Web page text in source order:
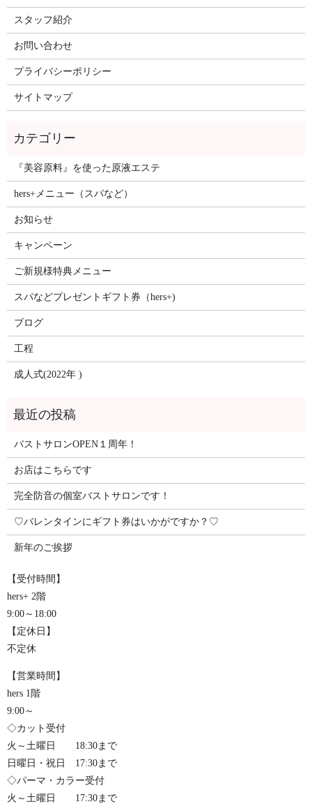
スタッフ紹介
お問い合わせ
プライバシーポリシー
サイトマップ
『美容原料』を使った原液エステ
hers+メニュー（スパなど）
お知らせ
キャンペーン
ご新規様特典メニュー
スパなどプレゼントギフト券（hers+)
ブログ
工程
成人式(2022年 )
バストサロンOPEN１周年！
お店はこちらです
完全防音の個室バストサロンです！
♡バレンタインにギフト券はいかがですか？♡
新年のご挨拶
【受付時間】
hers+ 2階
9:00～18:00
【定休日】
不定休
【営業時間】
hers 1階
9:00～
◇カット受付
火～土曜日 18:30まで
日曜日・祝日 17:30まで
◇パーマ・カラー受付
火～土曜日 17:30まで